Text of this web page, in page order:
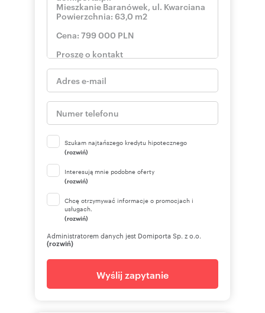
Szukam najtańszego kredytu hipotecznego
(rozwiń)
Interesują mnie podobne oferty
(rozwiń)
Chcę otrzymywać informacje o promocjach i
usługach.
(rozwiń)
Administratorem danych jest Domiporta Sp. z o.o.
(rozwiń)
Wyślij zapytanie